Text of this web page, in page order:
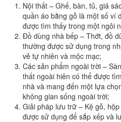
Nội thất – Ghế, bàn, tủ, giá
quần áo bằng gỗ là một số ví
được tìm thấy trong một ngôi
Đồ dùng nhà bếp – Thớt, đồ
thường được sử dụng trong
vẻ tự nhiên và mộc mạc;
Các sản phẩm ngoài trời –
thất ngoài hiên có thể được
nhà và mang đến một lựa
không gian sống ngoài trời;
Giải pháp lưu trữ – Kệ gỗ,
được sử dụng để sắp xếp và